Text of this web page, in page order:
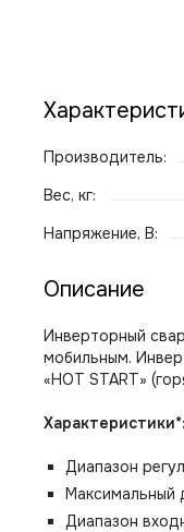
Производитель:
Вес, кг:
Напряжение, В:
Описание
Инверторный
мобильным.
«HOT START»
Характеристики*:
Диапазон
Максимальный
Диапазон